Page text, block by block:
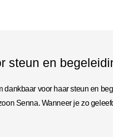
steun en
dankbaar voor haar steun en
Senna. Wanneer je zo